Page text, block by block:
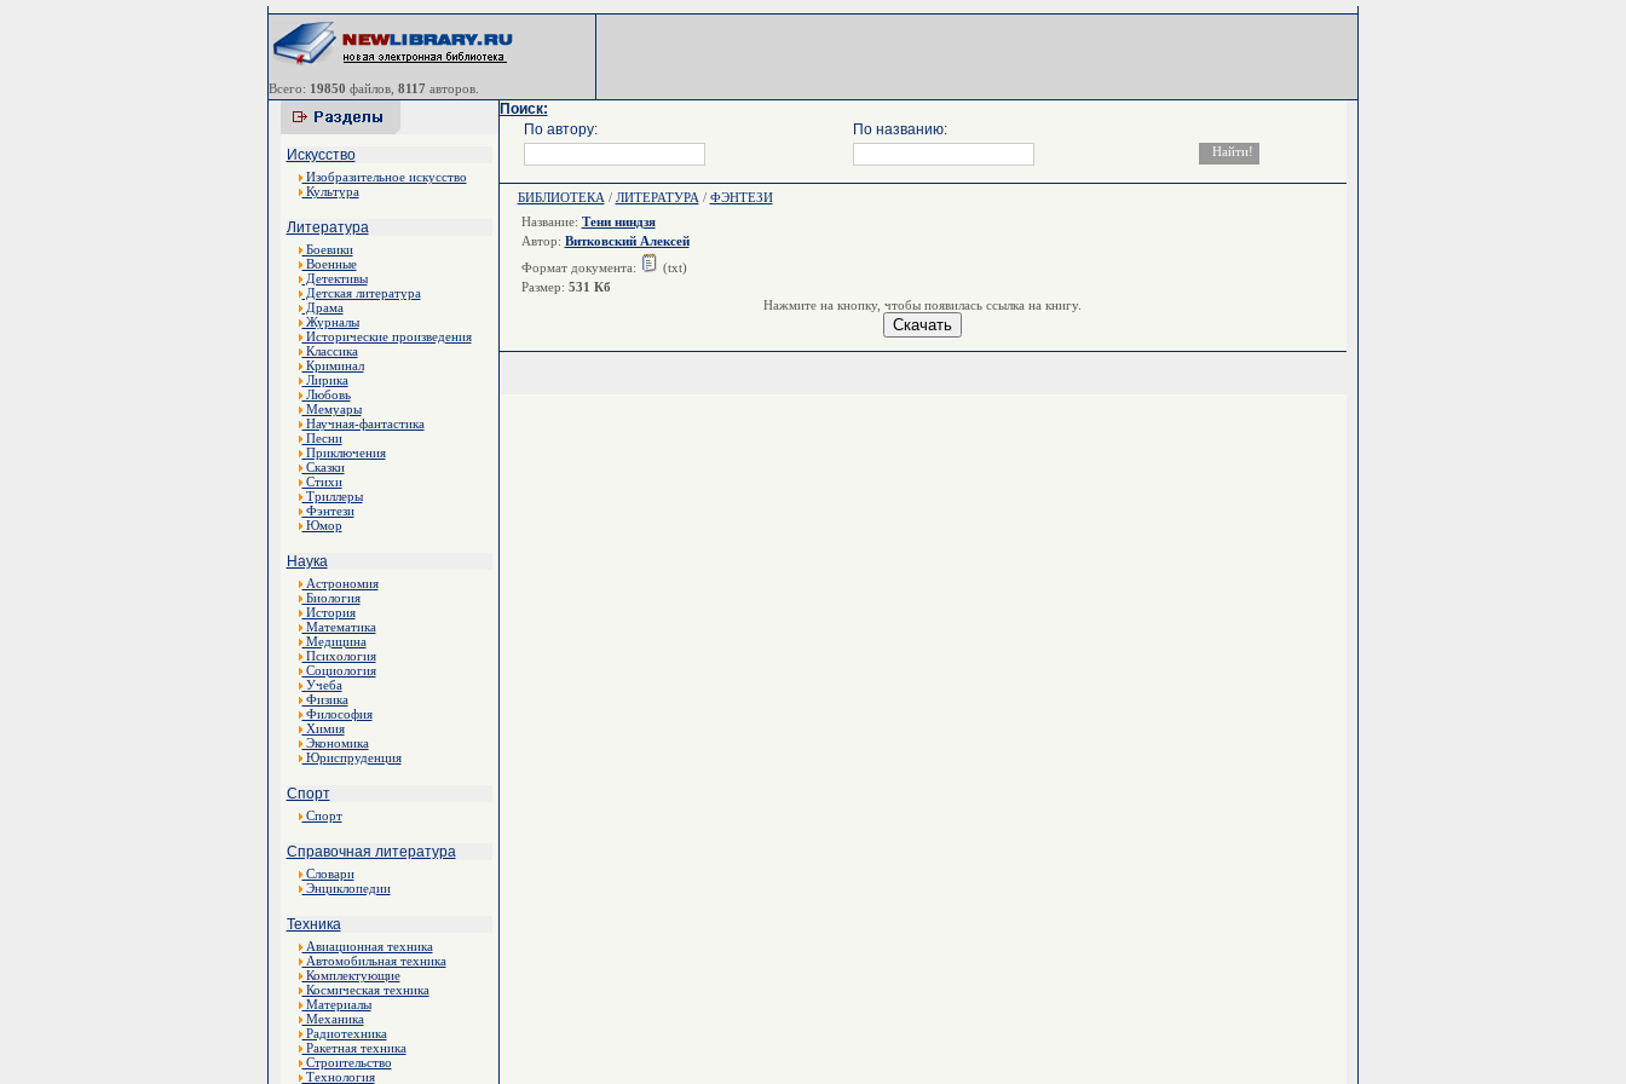
Всего: 19850 файлов, 8117 авторов.
Искусство
Изобразительное искусство
Культура
Литература
Боевики
Военные
Детективы
Детская литература
Драма
Журналы
Исторические произведения
Классика
Криминал
Лирика
Любовь
Мемуары
Научная-фантастика
Песни
Приключения
Сказки
Стихи
Триллеры
Фэнтези
Юмор
Наука
Астрономия
Биология
История
Математика
Медицина
Психология
Социология
Учеба
Физика
Философия
Химия
Экономика
Юриспруденция
Спорт
Спорт
Справочная литература
Словари
Энциклопедии
Техника
Авиационная техника
Автомобильная техника
Комплектующие
Космическая техника
Материалы
Механика
Радиотехника
Ракетная техника
Строительство
Технология
Поиск:
По автору:
По названию:
БИБЛИОТЕКА / ЛИТЕРАТУРА / ФЭНТЕЗИ
Название: Тени ниндзя
Автор: Витковский Алексей
Формат документа:
(txt)
Размер: 531 Кб
Нажмите на кнопку, чтобы появилась ссылка на книгу.